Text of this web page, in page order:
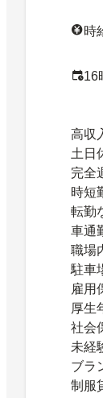
時
16
高収
土日
完全
時短
転勤
車通
職場
駐車
雇用
厚生
社会
未経
ブラ
制服